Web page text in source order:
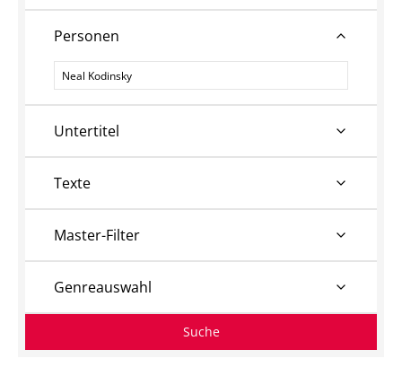
Personen
Personen
Untertitel
Texte
Master-Filter
Genreauswahl
Suche